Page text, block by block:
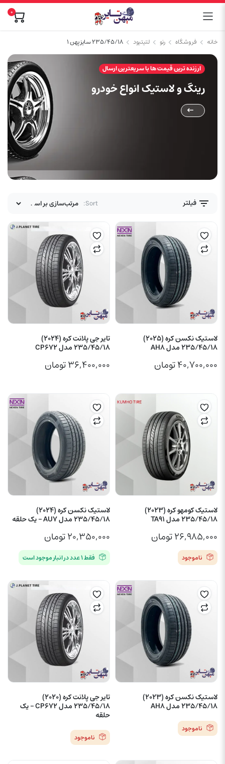
0
خانه فروشگاه رنو لتیتیود ۲۳۵/۴۵/۱۸ سایز پهن ۱
ارزنده ترین قیمت ها با سریعترین ارسال
رینگ و لاستیک انواع خودرو
فیلتر Sort:
لاستیک نکسن کره (2025)
235/45/18 مدل AH8
۴۰,۷۰۰,۰۰۰تومان
تایر جی پلانت کره (2024)
235/45/18 مدل CP672
۳۶,۴۰۰,۰۰۰تومان
لاستیک کومهو کره (2023)
235/45/18 مدل TA91
۲۶,۹۸۵,۰۰۰تومان
ناموجود
لاستیک نکسن کره (2024)
235/45/18 مدل AU7 – یک حلقه
۲۰,۳۵۰,۰۰۰تومان
فقط ۱ عدد در انبار موجود است
لاستیک نکسن کره (2023)
235/45/18 مدل AH8
ناموجود
تایر جی پلانت کره (2020)
235/45/18 مدل CP672 – یک
حلقه
ناموجود